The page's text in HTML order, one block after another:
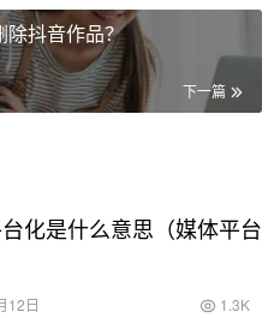
除抖音作品？
下一篇
化是什么意思（媒体平台
12日 1.3K